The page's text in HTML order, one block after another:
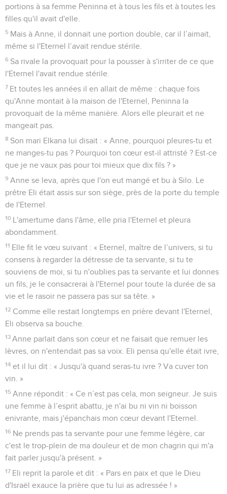
portions à sa femme Peninna et à tous les fils et à toutes les
filles qu'il avait d'elle.
5 Mais à Anne, il donnait une portion double, car il l’aimait,
même si l'Eternel l’avait rendue stérile.
6 Sa rivale la provoquait pour la pousser à s'irriter de ce que
l'Eternel l'avait rendue stérile.
7 Et toutes les années il en allait de même : chaque fois
qu'Anne montait à la maison de l'Eternel, Peninna la
provoquait de la même manière. Alors elle pleurait et ne
mangeait pas.
8 Son mari Elkana lui disait : « Anne, pourquoi pleures-tu et
ne manges-tu pas ? Pourquoi ton cœur est-il attristé ? Est-ce
que je ne vaux pas pour toi mieux que dix fils ? »
9 Anne se leva, après que l'on eut mangé et bu à Silo. Le
prêtre Eli était assis sur son siège, près de la porte du temple
de l'Eternel.
10 L'amertume dans l'âme, elle pria l'Eternel et pleura
abondamment.
11 Elle fit le vœu suivant : « Eternel, maître de l’univers, si tu
consens à regarder la détresse de ta servante, si tu te
souviens de moi, si tu n'oublies pas ta servante et lui donnes
un fils, je le consacrerai à l'Eternel pour toute la durée de sa
vie et le rasoir ne passera pas sur sa tête. »
12 Comme elle restait longtemps en prière devant l'Eternel,
Eli observa sa bouche.
13 Anne parlait dans son cœur et ne faisait que remuer les
lèvres, on n'entendait pas sa voix. Eli pensa qu'elle était ivre,
14 et il lui dit : « Jusqu'à quand seras-tu ivre ? Va cuver ton
vin. »
15 Anne répondit : « Ce n’est pas cela, mon seigneur. Je suis
une femme à l’esprit abattu, je n'ai bu ni vin ni boisson
enivrante, mais j'épanchais mon cœur devant l'Eternel.
16 Ne prends pas ta servante pour une femme légère, car
c'est le trop-plein de ma douleur et de mon chagrin qui m'a
fait parler jusqu'à présent. »
17 Eli reprit la parole et dit : « Pars en paix et que le Dieu
d'Israël exauce la prière que tu lui as adressée ! »